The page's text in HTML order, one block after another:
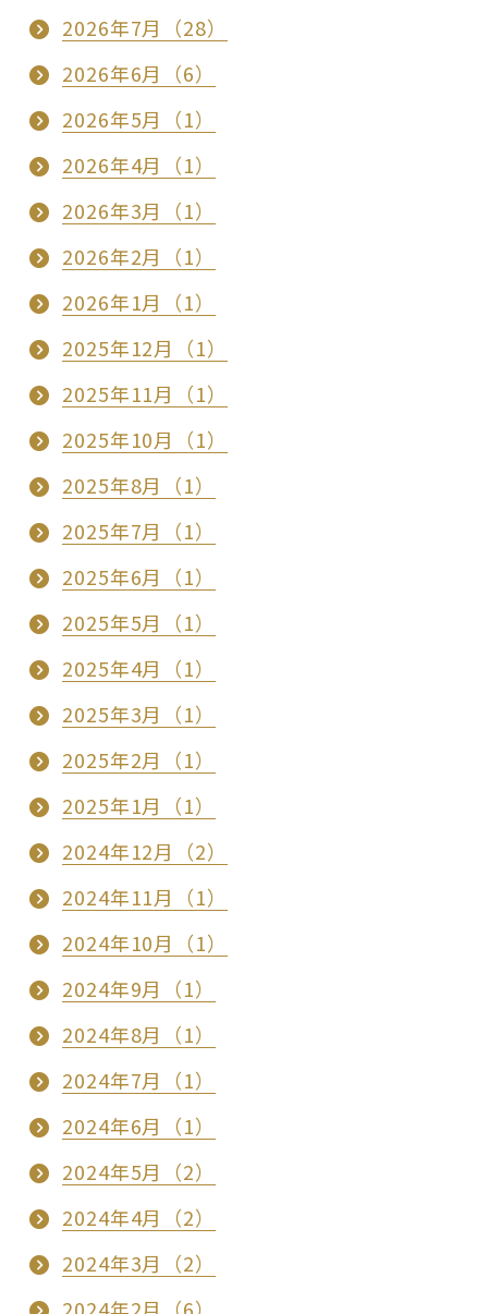
2026年7月（28）
2026年6月（6）
2026年5月（1）
2026年4月（1）
2026年3月（1）
2026年2月（1）
2026年1月（1）
2025年12月（1）
2025年11月（1）
2025年10月（1）
2025年8月（1）
2025年7月（1）
2025年6月（1）
2025年5月（1）
2025年4月（1）
2025年3月（1）
2025年2月（1）
2025年1月（1）
2024年12月（2）
2024年11月（1）
2024年10月（1）
2024年9月（1）
2024年8月（1）
2024年7月（1）
2024年6月（1）
2024年5月（2）
2024年4月（2）
2024年3月（2）